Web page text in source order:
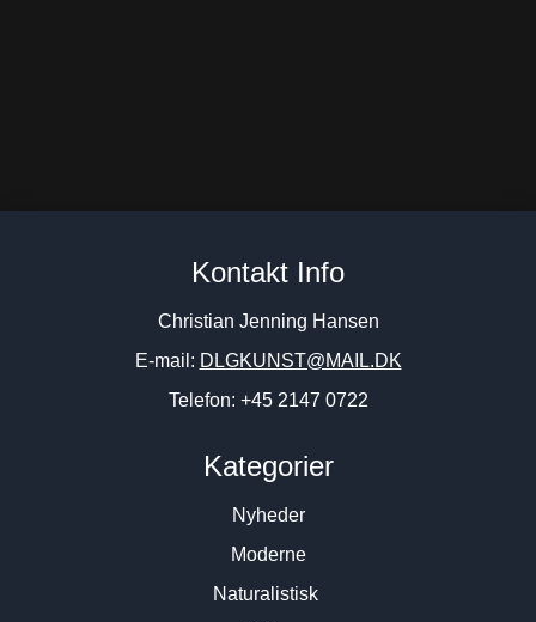
unika”, 1990. 80x58cm.
rainbow”, 2020. 150x100cm.
Kontakt Info
Christian Jenning Hansen
E-mail: DLGKUNST@MAIL.DK
Telefon: +45 2147 0722
Kategorier
Nyheder
Moderne
Naturalistisk